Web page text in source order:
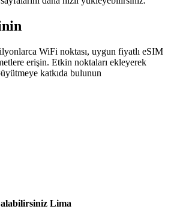
WiFi noktası, uygun fiyatlı eSIM
erişin. Etkin noktaları ekleyerek
katkıda bulunun
Lima